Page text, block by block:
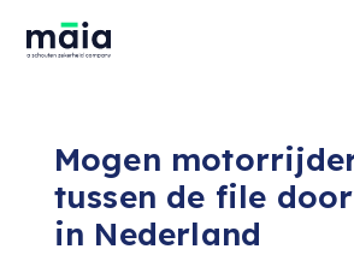
Mogen
tussen de file
in Nederland